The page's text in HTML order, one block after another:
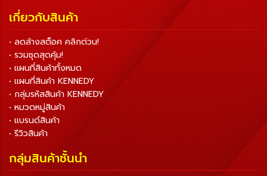
เกี่ยวกับสินค้า
• ลดล้างสต็อค คลิกด่วน!
• รวมชุดสุดคุ้ม!
• แผนที่สินค้าทั้งหมด
• แผนที่สินค้า KENNEDY
• กลุ่มรหัสสินค้า KENNEDY
• หมวดหมู่สินค้า
• แบรนด์สินค้า
• รีวิวสินค้า
กลุ่มสินค้าชั้นนำ